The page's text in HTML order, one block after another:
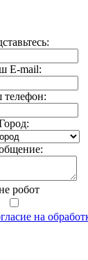
E-mail:
робот
на